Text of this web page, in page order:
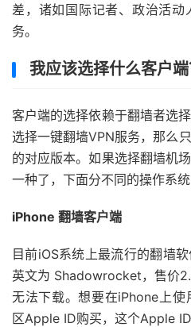
差，诸如国际记者、政治活
务。
我应该选择什么客户端
客户端的选择依赖于翻墙者选
选择一键翻墙VPN服务，那么
的对应版本。如果选择翻墙机
一种了，下面分不同的操作系统
iPhone 翻墙客户端
目前iOS系统上最流行的翻墙
英文为 Shadowrocket，售价
无法下载。想要在iPhone上
区Apple ID购买，这个Apple